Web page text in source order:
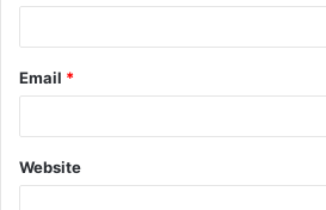
Email *
Website